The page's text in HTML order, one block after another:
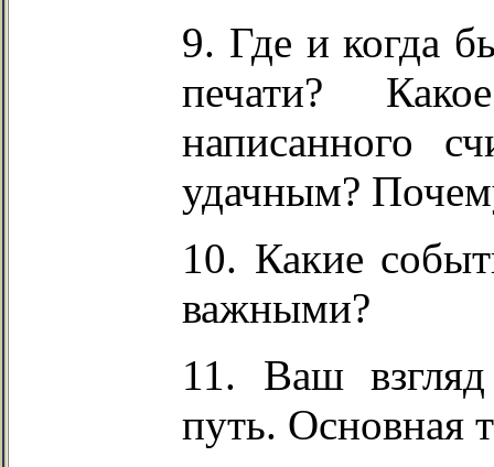
9. Где и когда
печати?
написанного
удачным?
10. Какие
важными?
11. Ваш
путь. Основная